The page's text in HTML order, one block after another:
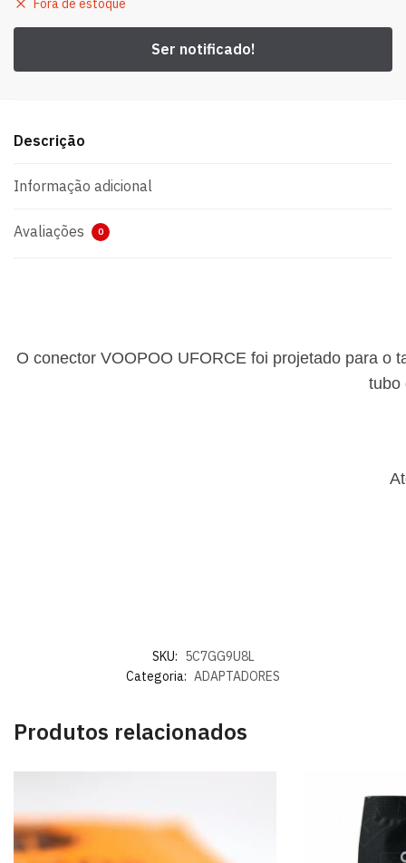
Fora de estoque
Descrição
Informação adicional
Avaliações 0
O conector VOOPOO UFORCE foi projetado para o
tubo
SKU: 5C7GG9U8L
Categoria: ADAPTADORES
Produtos relacionados